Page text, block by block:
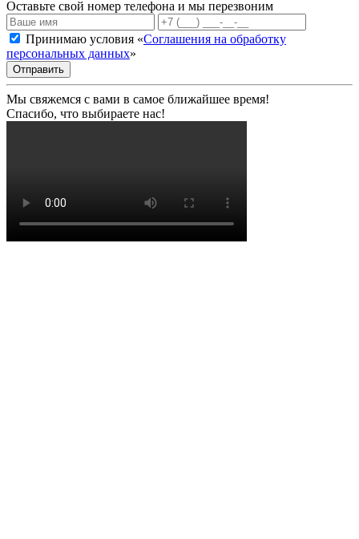
Оставьте свой номер телефона и мы перезвоним
Принимаю условия «Соглашения на обработку
персональных данных»
Отправить
Мы свяжемся с вами в самое ближайшее время!
Спасибо, что выбираете нас!